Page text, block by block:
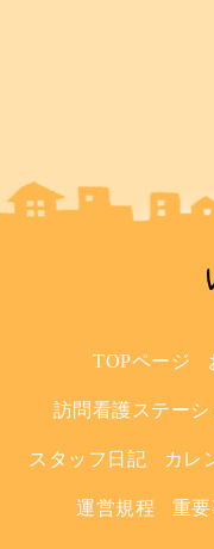
TOPページ
訪問看護ステーシ
スタッフ日記 カレ
運営規程 重